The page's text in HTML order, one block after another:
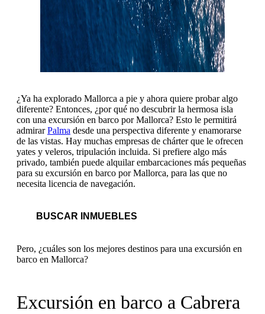
¿Ya ha explorado Mallorca a pie y ahora quiere probar algo
diferente? Entonces, ¿por qué no descubrir la hermosa isla
con una excursión en barco por Mallorca? Esto le permitirá
admirarPalma desde una perspectiva diferente y enamorarse
de las vistas. Hay muchas empresas de chárter que le ofrecen
yates y veleros, tripulación incluida. Si prefiere algo más
privado, también puede alquilar embarcaciones más pequeñas
para su excursión en barco por Mallorca, para las que no
necesita licencia de navegación.
BUSCAR INMUEBLES
Pero, ¿cuáles son los mejores destinos para una excursión en
barco en Mallorca?
Excursión en barco a Cabrera